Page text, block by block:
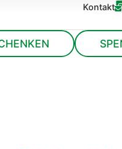
Kontakt